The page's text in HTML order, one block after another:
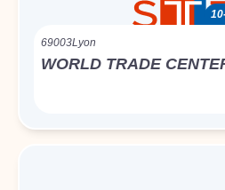
69003Lyon
WORLD TRADE